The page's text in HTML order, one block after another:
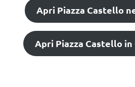
Apri Piazza Castello
Apri Piazza Castello in